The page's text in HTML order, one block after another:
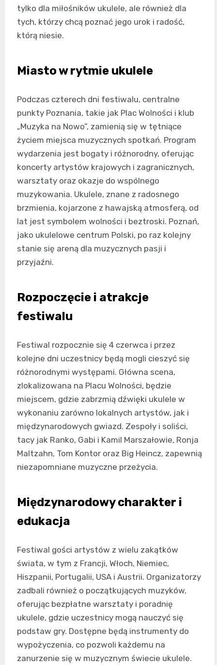
tylko dla miłośników ukulele, ale również dla
tych, którzy chcą poznać jego urok i radość,
którą niesie.
Miasto w rytmie ukulele
Podczas czterech dni festiwalu, centralne
punkty Poznania, takie jak Plac Wolności i klub
„Muzyka na Nowo”, zamienią się w tętniące
życiem miejsca muzycznych spotkań. Program
wydarzenia jest bogaty i różnorodny, oferując
koncerty artystów krajowych i zagranicznych,
warsztaty oraz okazje do wspólnego
muzykowania. Ukulele, znane z radosnego
brzmienia, kojarzone z hawajską atmosferą, od
lat jest symbolem wolności i beztroski. Poznań,
jako ukulelowe centrum Polski, po raz kolejny
stanie się areną dla muzycznych pasji i
przyjaźni.
Rozpoczęcie i atrakcje
festiwalu
Festiwal rozpocznie się 4 czerwca i przez
kolejne dni uczestnicy będą mogli cieszyć się
różnorodnymi występami. Główna scena,
zlokalizowana na Placu Wolności, będzie
miejscem, gdzie zabrzmią dźwięki ukulele w
wykonaniu zarówno lokalnych artystów, jak i
międzynarodowych gwiazd. Zespoły i soliści,
tacy jak Ranko, Gabi i Kamil Marszałowie, Ronja
Maltzahn, Tom Kontor oraz Big Heincz, zapewnią
niezapomniane muzyczne przeżycia.
Międzynarodowy charakter i
edukacja
Festiwal gości artystów z wielu zakątków
świata, w tym z Francji, Włoch, Niemiec,
Hiszpanii, Portugalii, USA i Austrii. Organizatorzy
zadbali również o początkujących muzyków,
oferując bezpłatne warsztaty i poradnię
ukulele, gdzie uczestnicy mogą nauczyć się
podstaw gry. Dostępne będą instrumenty do
wypożyczenia, co pozwoli każdemu na
zanurzenie się w muzycznym świecie ukulele.